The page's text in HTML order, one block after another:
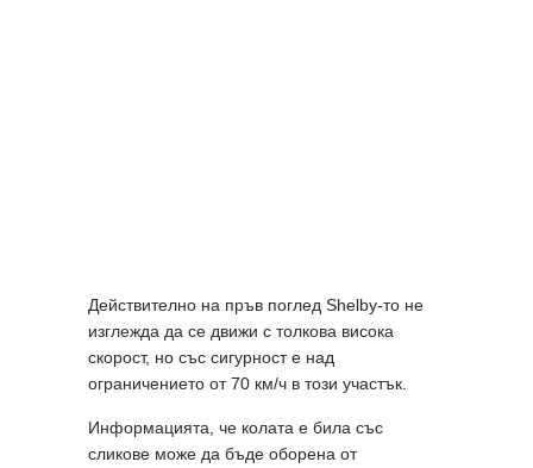
Действително на пръв поглед Shelby-то не
изглежда да се движи с толкова висока
скорост, но със сигурност е над
ограничението от 70 км/ч в този участък.
Информацията, че колата е била със
сликове може да бъде оборена от